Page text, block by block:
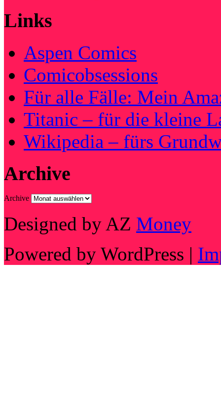
Links
Aspen Comics
Comicobsessions
Für alle Fälle: Mein
Titanic – für die kleine
Wikipedia – fürs
Archive
Archive
Designed by AZ Money
Powered by WordPress |